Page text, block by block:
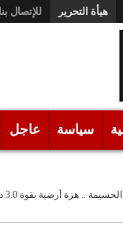
هيأة التحرير للإتصال بنا
سياسة عاجل
الحسيمة .. هزة أرضية بقوة 3.0 درجات على سلم ريختر